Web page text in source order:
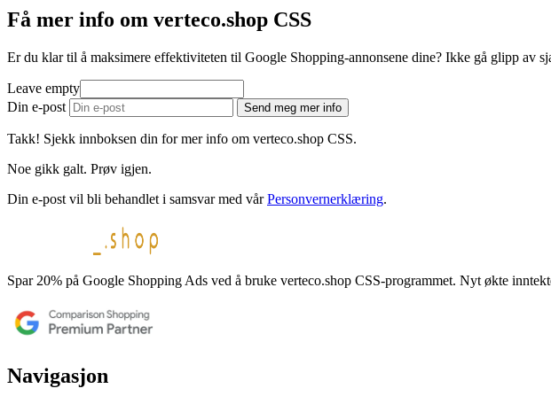
Få mer info om verteco.shop CSS
Er du klar til å maksimere effektiviteten til Google Shopping-annonsene dine? Ikke gå glipp av
Leave empty
Din e-post
Send meg mer info
Takk! Sjekk innboksen din for mer info om verteco.shop CSS.
Noe gikk galt. Prøv igjen.
Din e-post vil bli behandlet i samsvar med vårPersonvernerklæring.
Spar 20% på Google Shopping Ads ved å bruke verteco.shop CSS-programmet. Nyt økte
Navigasjon